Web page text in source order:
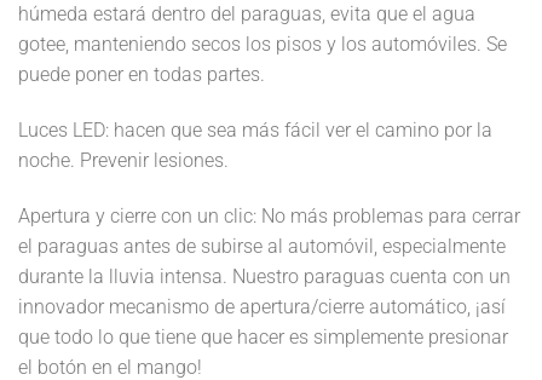
húmeda estará dentro del paraguas, evita que el agua
gotee, manteniendo secos los pisos y los automóviles. Se
puede poner en todas partes.
Luces LED: hacen que sea más fácil ver el camino por la
noche. Prevenir lesiones.
Apertura y cierre con un clic: No más problemas para cerrar
el paraguas antes de subirse al automóvil, especialmente
durante la lluvia intensa. Nuestro paraguas cuenta con un
innovador mecanismo de apertura/cierre automático, ¡así
que todo lo que tiene que hacer es simplemente presionar
el botón en el mango!